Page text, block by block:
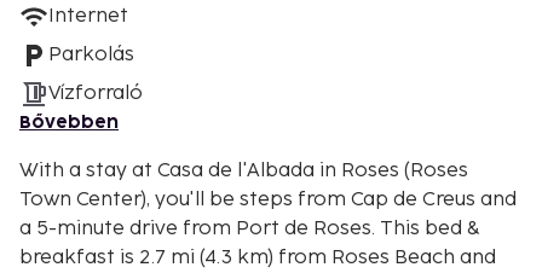
Internet
Parkolás
Vízforraló
Bővebben
With a stay at Casa de l'Albada in Roses (Roses
Town Center), you'll be steps from Cap de Creus and
a 5-minute drive from Port de Roses. This bed &
breakfast is 2.7 mi (4.3 km) from Roses Beach and